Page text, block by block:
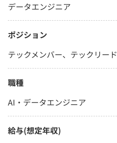
データエンジニア
ポジション
テックメンバー、テックリード
職種
AI・データエンジニア
給与(想定年収)